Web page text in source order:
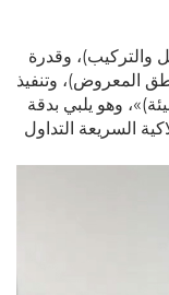
وقدرة
وتنفيذ
وهو يلبي بدقة
السريعة التداول